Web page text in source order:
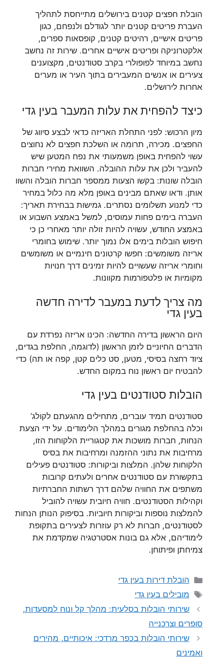
הובלת חפצים קטנים בירושלים מתייחסת לתהליך
העברת פריטים קטנים יותר לגודלם ולנפחם, כגון
פריטים אישיים, רהיטים קטנים, קופסאות ספרים,
אלקטרוניקה ופריטים אישיים אחרים. שירות זה נחשב
נחשב במיוחד לפופולרי בקרב סטודנטים, מקצוענים
צעירים או אנשים המעבירים בתוך העיר או מערים
אחרות לירושלים.
כיצד להפחית את עלות המעבר בעין גדי
מיון הרכוש: לפני התחלת האריזה כדאי לבצע סיווג של
החפצים. מכירה, תרומה או השלכת חפצים לא נחוצים
עשוי להפחית באופן משמעותי את נפח המטען שיש
להעביר ולכן את עלות ההובלה. השוואת מחירי חברות
הובלה שונות: בקשו הצעות ממספר חברות הובלה והשוו
אותן. ודאו שאתם מבינים באופן מלא מה כלול במחיר
כדי למנוע תשלומים נסתרים. גמישות בבחירת תאריך:
העברה בימים פחות עמוסים, למשל באמצע השבוע או
באמצע החודש, עשויה להיות זולה יותר מאחרי כן כי
חיפוש הובלות בימים אלו נמוך יותר. שימוש בחומרי
אריזה משומשים: חפשו קרטונים חינמיים או משומשים
וחומרי אריזה שעשויים להיות זמינים דרך חנויות
מקומיות או פלטפורמות מקוונות.
מה צריך לדעת במעבר לדירה חדשה
בעין גדי
היום הראשון בדירה החדשה: הכינו אריזה נפרדת עם
הדברים החיוניים לזמן הראשון (לדוגמה, החלפת בגדים,
ציוד רחצה בסיסי, מטען, סט כלים קטן, קפה או תה) כדי
להבטיח יום ראשון נוח במקום החדש.
הובלות סטודנטים בעין גדי
סטודנטים תמיד עוברים, מתחילים מהגעתם לקולג’
וכלה בהחלפת מגורים במהלך הלימודים. על ידי הצעת
הנחות, חברות מושכות את קטגוריית הלקוחות הזו,
מרחיבות את נתוני ההזמנה ומרחיבות את בסיס
הלקוחות שלהן. המלצות וביקורות: סטודנטים פעילים
בתקשורת עם סטודנטים אחרים ולעתים קרובות
משתפים את החוויה שלהם דרך רשתות החברתיות
וקהילות הסטודנטים. חוויה חיובית עשויה להוביל
להמלצות נוספות וביקורות חיוביות. בסיפוק הנותן הנחות
לסטודנטים, חברות לא רק עוזרות לצעירים בתקופת
לימודיהם, אלא גם בונות אסטרטגיה שמקדמת את
צמיחתן ופיתוחן.
קטגוריות
הובלת דירות בעין גדי
תגיות
מובילים בעין גדי
שירותי הובלות בסלעית: מהלך קל ונוח למסעדות,
סופרים וצרכנייה
שירותי הובלות בכפר מרדכי: איכותיים, מהירים
ואמינים